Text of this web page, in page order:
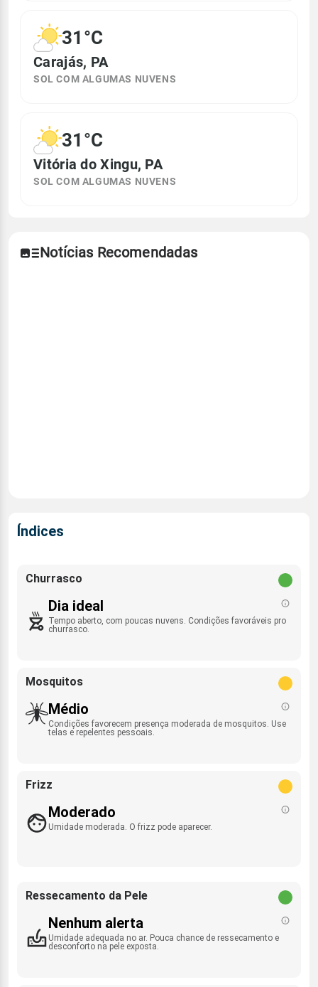
31°C
Carajás, PA
SOL COM ALGUMAS NUVENS
31°C
Vitória do Xingu, PA
SOL COM ALGUMAS NUVENS
Notícias Recomendadas
Índices
Churrasco
Dia ideal
Tempo aberto, com poucas nuvens. Condições favoráveis pro
churrasco.
Mosquitos
Médio
Condições favorecem presença moderada de mosquitos. Use
telas e repelentes pessoais.
Frizz
Moderado
Umidade moderada. O frizz pode aparecer.
Ressecamento da Pele
Nenhum alerta
Umidade adequada no ar. Pouca chance de ressecamento e
desconforto na pele exposta.